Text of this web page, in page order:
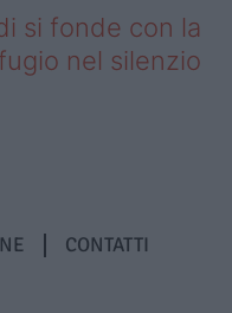
si fonde con la
nel silenzio
CONTATTI